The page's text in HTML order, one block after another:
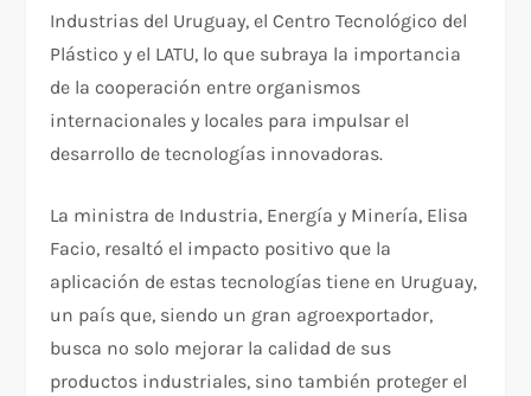
Industrias del Uruguay, el Centro Tecnológico del
Plástico y el LATU, lo que subraya la importancia
de la cooperación entre organismos
internacionales y locales para impulsar el
desarrollo de tecnologías innovadoras.
La ministra de Industria, Energía y Minería, Elisa
Facio, resaltó el impacto positivo que la
aplicación de estas tecnologías tiene en Uruguay,
un país que, siendo un gran agroexportador,
busca no solo mejorar la calidad de sus
productos industriales, sino también proteger el